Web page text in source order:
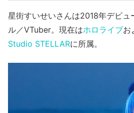
星街すいせいさんは2018年デビュ
ル／VTuber。現在はホロライブお
Studio STELLARに所属。